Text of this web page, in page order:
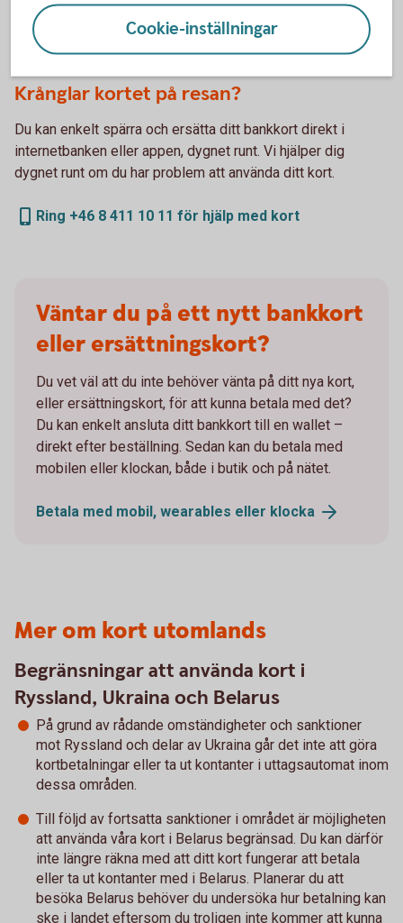
Spärra kort - Spärrservice bankkort och kreditkort
Krånglar kortet på resan?
Du kan enkelt spärra och ersätta ditt bankkort direkt i
internetbanken eller appen, dygnet runt. Vi hjälper dig
dygnet runt om du har problem att använda ditt kort.
Ring +46 8 411 10 11 för hjälp med kort
Väntar du på ett nytt bankkort
eller ersättningskort?
Du vet väl att du inte behöver vänta på ditt nya kort,
eller ersättningskort, för att kunna betala med det?
Du kan enkelt ansluta ditt bankkort till en wallet –
direkt efter beställning. Sedan kan du betala med
mobilen eller klockan, både i butik och på nätet.
Betala med mobil, wearables eller klocka
Mer om kort utomlands
Begränsningar att använda kort i
Ryssland, Ukraina och Belarus
På grund av rådande omständigheter och sanktioner
mot Ryssland och delar av Ukraina går det inte att göra
kortbetalningar eller ta ut kontanter i uttagsautomat inom
dessa områden.
Till följd av fortsatta sanktioner i området är möjligheten
att använda våra kort i Belarus begränsad. Du kan därför
inte längre räkna med att ditt kort fungerar att betala
eller ta ut kontanter med i Belarus. Planerar du att
besöka Belarus behöver du undersöka hur betalning kan
ske i landet eftersom du troligen inte kommer att kunna
Cookie-inställningar